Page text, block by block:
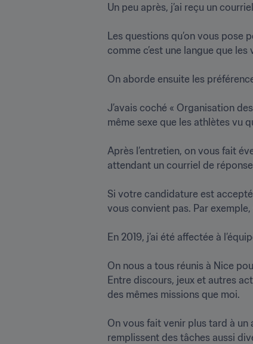
Un peu après, j’ai reçu un
Les questions qu’on vous pose
comme c’est une langue que
On aborde ensuite les
J’avais coché « Organisation
même sexe que les athlètes vu
Après l’entretien, on vous fait
attendant un courriel de
Si votre candidature est
vous convient pas. Par
En 2019, j’ai été affectée à
On nous a tous réunis à Nice
Entre discours, jeux et autres
des mêmes missions que moi.
On vous fait venir plus tard à un
remplissent des tâches aussi